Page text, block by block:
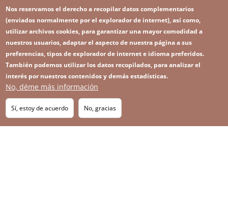
Footer
menu
Suscríbase a nuestro Newsletter
Image
SITEMAP
IMAGE
Nos reservamos el derecho a recopilar datos complementarios
(enviados normalmente por el explorador de internet), así como,
utilizar archivos cookies, para garantizar una mayor comodidad a
nuestros usuarios, adaptar el aspecto de nuestra página a sus
preferencias, tipos de explorador de internet e idioma preferidos.
También podemos utilizar los datos recopilados, para analizar el
interés por nuestros contenidos y demás estadísticas.
No, déme más información
Sí, estoy de acuerdo No, gracias